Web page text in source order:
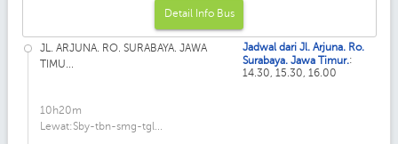
Detail Info Bus
JL. ARJUNA. RO. SURABAYA. JAWA
TIMU...
10h20m
Lewat:Sby-tbn-smg-tgl...
Jadwal dari Jl. Arjuna. Ro.
Surabaya. Jawa Timur.:
14.30, 15.30, 16.00